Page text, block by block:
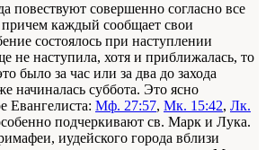
повествуют совершенно согласно все
причем каждый сообщает свои
состоялось при наступлении
не наступила, хотя и приближалась, то
было за час или за два до захода
начиналась суббота. Это ясно
Евангелиста: Мф. 27:57, Мк. 15:42, Лк.
подчеркивают св. Марк и Лука.
иудейского города вблизи